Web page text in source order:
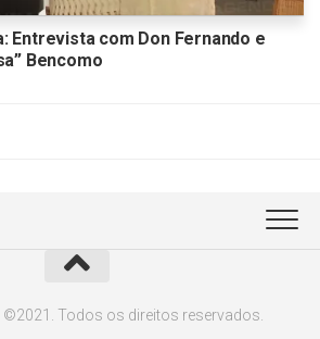
Entrevista com Don Fernando e
Bencomo
©2021. Todos os direitos reservados.